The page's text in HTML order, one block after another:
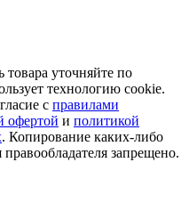
уточняйте по
технологию cookie.
с правилами
офертой и политикой
. Копирование каких-либо
запрещено.